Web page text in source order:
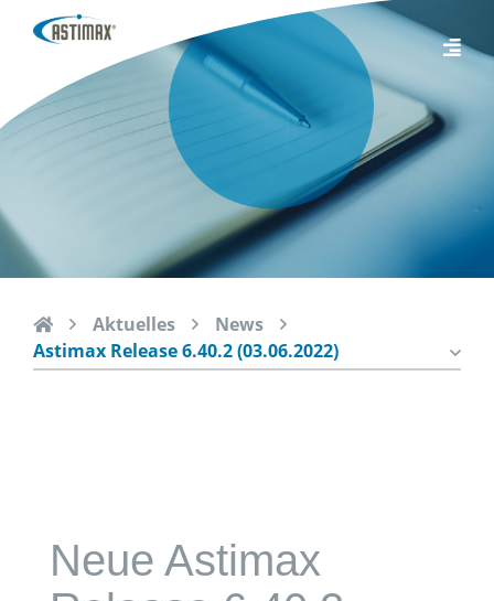
Aktuelles News
Neue Astimax